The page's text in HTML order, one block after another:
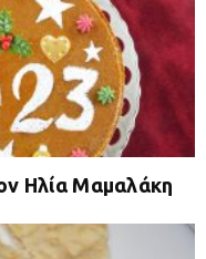
Ηλία Μαμαλάκη